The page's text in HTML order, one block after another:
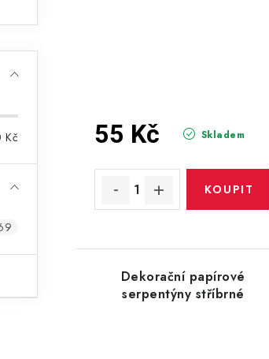
Kč Skladem
55 Kč
Dekorační papírové
serpentýny stříbrné